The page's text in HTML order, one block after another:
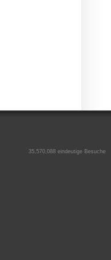
35,570,088 eindeutige Besuche